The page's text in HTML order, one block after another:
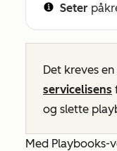
Seter
Det kreves en
servicelisens
og slette
Med Playbooks-